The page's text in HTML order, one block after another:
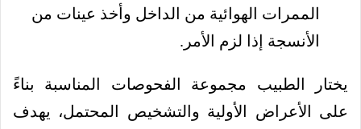
الممرات الهوائية من الداخل وأخذ عينات من
الأنسجة إذا لزم الأمر.
يختار الطبيب مجموعة الفحوصات المناسبة بناءً
على الأعراض الأولية والتشخيص المحتمل، يهدف